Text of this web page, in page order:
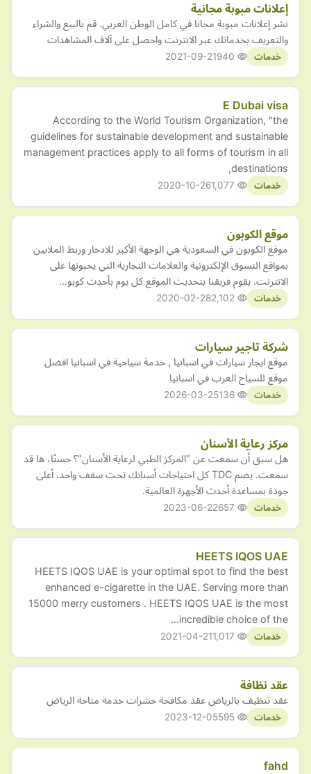
إعلانات مبوبة مجانية
نشر إعلانات مبوبة مجانا في كامل الوطن العربي. قم بالبيع والشراء
والتعريف بخدماتك عبر الانترنت واحصل على آلاف المشاهدات
خدمات 2021-09-21
E Dubai visa
According to the World Tourism Organization, "the
guidelines for sustainable development and sustainable
management practices apply to all forms of tourism in all
destinations,
خدمات 2020-10-26
موقع الكوبون
موقع الكوبون في السعودية هي الوجهة الأكبر للادخار وربط الملايين
بمواقع التسوق الإلكترونية والعلامات التجارية التي يحبونها على
الانترنت. يقوم فريقنا بتحديث الموقع كل يوم بأحدث كوبو…
خدمات 2020-02-28
شركة تاجير سيارات
موقع ايجار سيارات في اسبانيا , خدمة سياحية في اسبانيا افضل
موقع للسياح العرب في اسبانيا
خدمات 2026-03-25
مركز رعاية الأسنان
هل سبق أن سمعت عن "المركز الطبي لرعاية الأسنان"؟ حسنًا، ها قد
سمعت. يضم TDC كل احتياجات أسنانك تحت سقف واحد. أعلى
جودة بمساعدة أحدث الأجهزة العالمية.
خدمات 2023-06-22
HEETS IQOS UAE
HEETS IQOS UAE is your optimal spot to find the best
enhanced e-cigarette in the UAE. Serving more than
15000 merry customers . HEETS IQOS UAE is the most
incredible choice of the…
خدمات 2021-04-21
عقد نظافة
عقد تنظيف بالرياض عقد مكافحة حشرات خدمة متاحة الرياض
خدمات 2023-12-05
fahd